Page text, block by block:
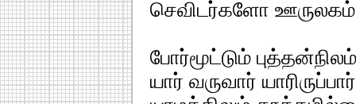
செவிடர்களோ ஊருலகம்
போர்மூட்டும்
யார் வருவார்